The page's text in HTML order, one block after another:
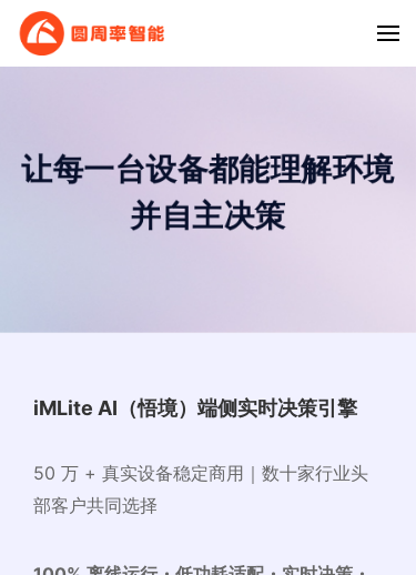
让每一台设备都能理解环境
并自主决策
iMLite AI（悟境） 端侧实时决策引擎
50 万 + 真实设备稳定商用｜ 数十家行业头
部客户共同选择